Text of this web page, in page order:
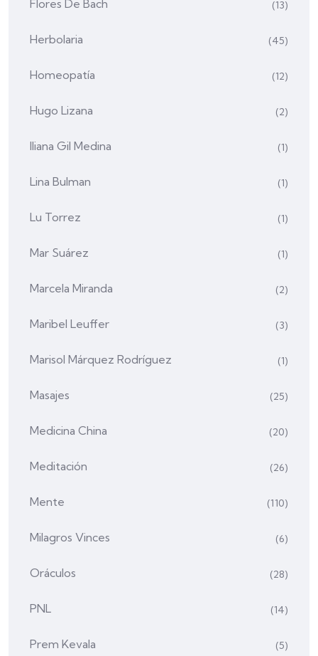
Flores De Bach (13)
Herbolaria (45)
Homeopatía (12)
Hugo Lizana (2)
Iliana Gil Medina (1)
Lina Bulman (1)
Lu Torrez (1)
Mar Suárez (1)
Marcela Miranda (2)
Maribel Leuffer (3)
Marisol Márquez Rodríguez (1)
Masajes (25)
Medicina China (20)
Meditación (26)
Mente (110)
Milagros Vinces (6)
Oráculos (28)
PNL (14)
Prem Kevala (5)